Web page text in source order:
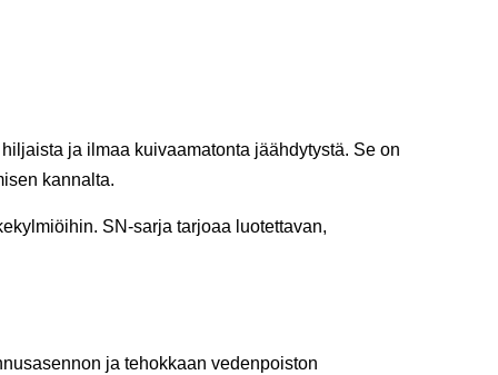
ja ilmaa kuivaamatonta jäähdytystä. Se on
kannalta.
SN-sarja tarjoaa luotettavan,
ja tehokkaan vedenpoiston